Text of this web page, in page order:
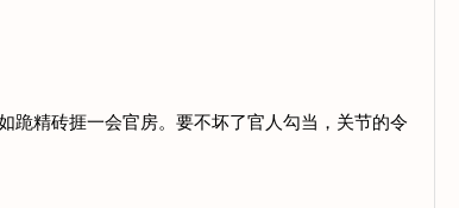
精砖捱一会官房。要不坏了官人勾当，关节的令